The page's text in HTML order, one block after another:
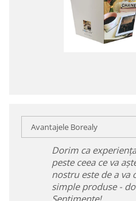
Avantajele Borealy
Dorim ca
peste ceea ce va
nostru este de a va
simple produse -
Sentimente!